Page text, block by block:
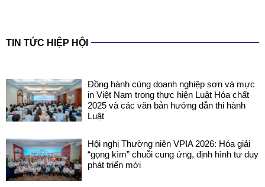
TIN TỨC HIỆP HỘI
Đồng hành cùng doanh nghiệp sơn và mực
in Việt Nam trong thực hiện Luật Hóa chất
2025 và các văn bản hướng dẫn thi hành
Luật
Hội nghị Thường niên VPIA 2026: Hóa giải
“gọng kìm” chuỗi cung ứng, định hình tư duy
phát triển mới